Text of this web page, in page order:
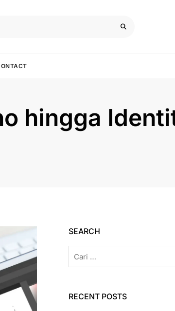
hingga
SEARCH
untuk:
RECENT POSTS